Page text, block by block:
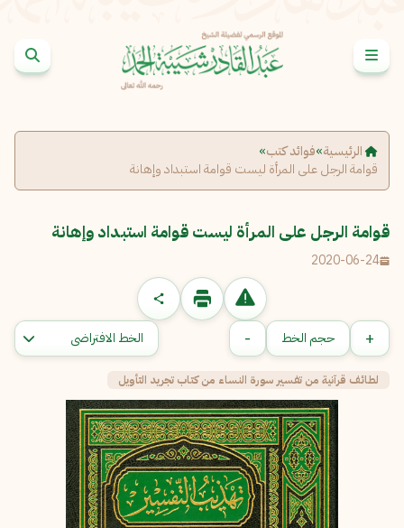
الرئيسية»فوائد كتب»
قوامة الرجل على المرأة ليست قوامة استبداد وإهانة
قوامة الرجل على المرأة ليست قوامة استبداد وإهانة
2020-06-24
الإبلاغ عن مشكلة
الاسم الكامل*
البريد الإلكتروني *
إرسال إلغاء
نسخ
+ حجم الخط -
لطائف قرآنية من تفسير سورة النساء من كتاب تجريد التأويل